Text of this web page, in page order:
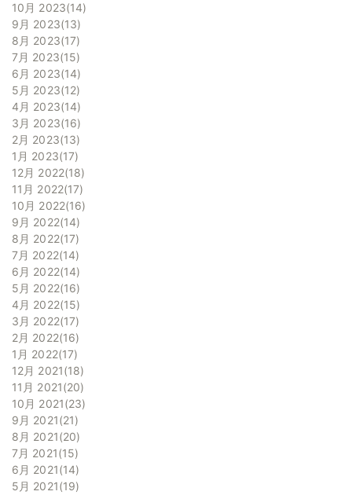
10月 2023 14
9月 2023 13
8月 2023 17
7月 2023 15
6月 2023 14
5月 2023 12
4月 2023 14
3月 2023 16
2月 2023 13
1月 2023 17
12月 2022 18
11月 2022 17
10月 2022 16
9月 2022 14
8月 2022 17
7月 2022 14
6月 2022 14
5月 2022 16
4月 2022 15
3月 2022 17
2月 2022 16
1月 2022 17
12月 2021 18
11月 2021 20
10月 2021 23
9月 2021 21
8月 2021 20
7月 2021 15
6月 2021 14
5月 2021 19